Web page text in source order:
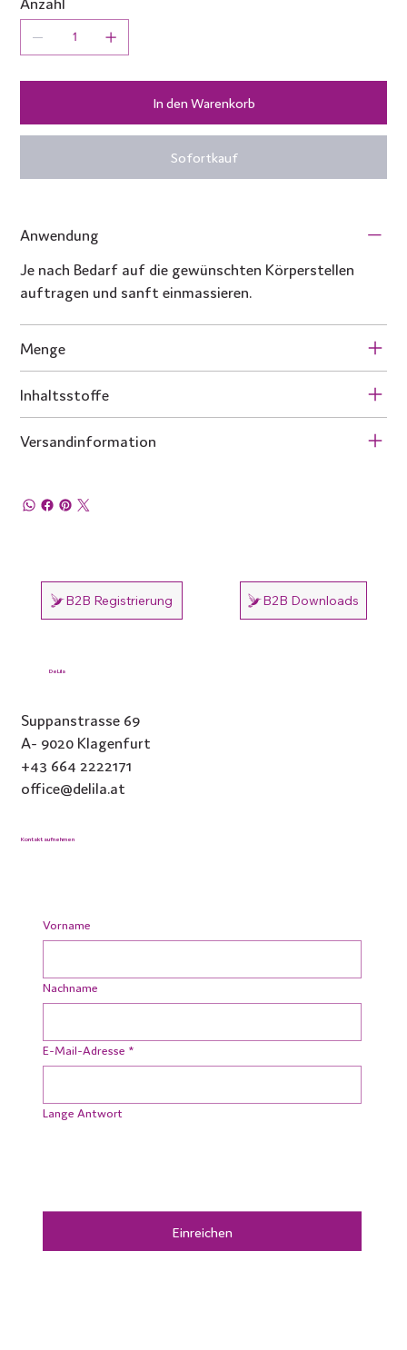
In den Warenkorb
Sofortkauf
Anwendung
Je nach Bedarf auf die gewünschten Körperstellen
auftragen und sanft einmassieren.
Menge
Inhaltsstoffe
Versandinformation
B2B Registrierung B2B Downloads
DeLila
Suppanstrasse 69
A- 9020 Klagenfurt
+43 664 2222171
office@delila.at
Kontakt aufnehmen
Vorname
Nachname
E-Mail-Adresse *
Lange Antwort
Einreichen